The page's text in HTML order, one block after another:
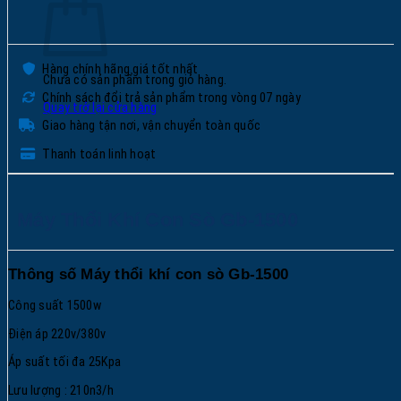
Chưa có sản phẩm trong giỏ hàng.
Quay trở lại cửa hàng
Hàng chính hãng giá tốt nhất
Chính sách đổi trả sản phẩm trong vòng 07 ngày
Giao hàng tận nơi, vận chuyển toàn quốc
Thanh toán linh hoạt
Thông số Máy thổi khí con sò Gb-1500
Công suất 1500w
Điện áp 220v/380v
Áp suất tối đa 25Kpa
Lưu lượng : 210n3/h